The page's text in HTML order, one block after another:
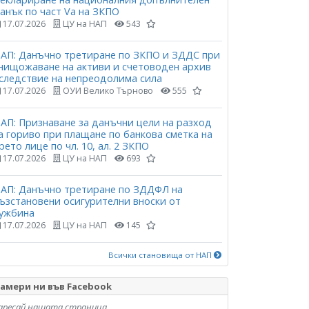
по част Vа на ЗКПО
17.07.2026 ЦУ на НАП 543
Данъчно третиране по ЗКПО и ЗДДС при
на активи и счетоводен архив
на непреодолима сила
17.07.2026 ОУИ Велико Търново 555
Признаване за данъчни цели на разход
гориво при плащане по банкова сметка на
лице по чл. 10, ал. 2 ЗКПО
17.07.2026 ЦУ на НАП 693
Данъчно третиране по ЗДДФЛ на
осигурителни вноски от
17.07.2026 ЦУ на НАП 145
Всички становища от НАП
ни във Facebook